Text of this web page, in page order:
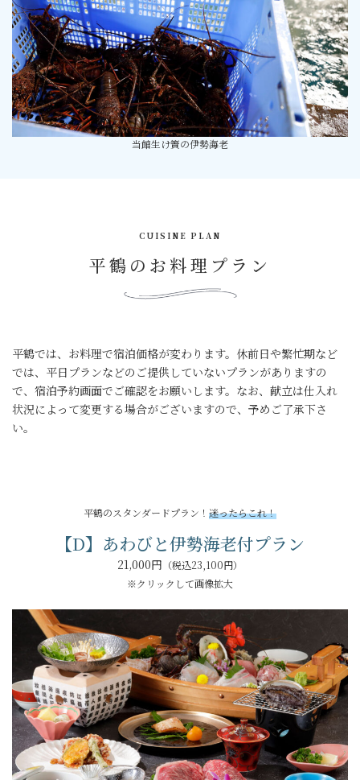
当館生け簀の伊勢海老
平鶴のお料理プラン
CUISINE PLAN
平鶴では、お料理で宿泊価格が変わります。休前日や繁忙期など
では、平日プランなどのご提供していないプランがありますの
で、宿泊予約画面でご確認をお願いします。なお、献立は仕入れ
状況によって変更する場合がございますので、予めご了承下さ
い。
平鶴のスタンダードプラン！ 迷ったらこれ！
【D】あわびと伊勢海老付プラン
21,000円 （税込23,100円）
※クリックして画像拡大